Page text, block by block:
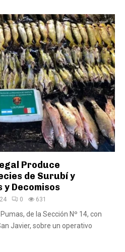
Produce
de Surubí y
y Decomisos
0 631
de la Sección Nº 14, con
Javier, sobre un operativo